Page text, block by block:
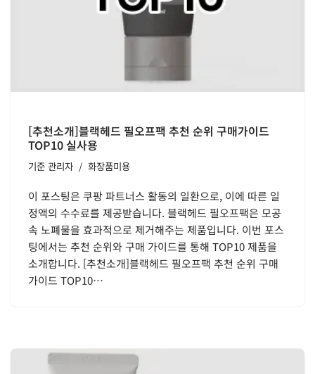
[추천소개]블랙헤드 필오프팩 추천 순위 구매가이드
TOP10 실사용
기준 관리자 화장품미용
이 포스팅은 쿠팡 파트너스 활동의 일환으로, 이에 따른 일
정액의 수수료를 제공받습니다. 블랙헤드 필오프팩은 모공
속 노폐물을 효과적으로 제거해주는 제품입니다. 이번 포스
팅에서는 추천 순위와 구매 가이드를 통해 TOP10 제품을
소개합니다. [추천소개]블랙헤드 필오프팩 추천 순위 구매
가이드 TOP10…